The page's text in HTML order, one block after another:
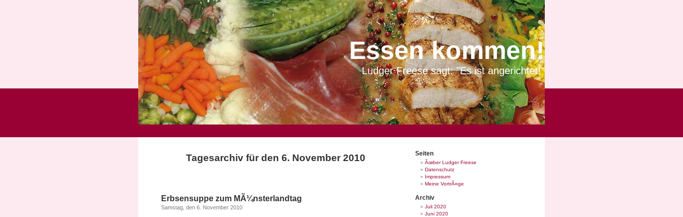
Essen kommen!
Ludger Freese sagt: "Es ist angerichtet!"
Tagesarchiv für den 6. November 2010
Erbsensuppe zum MÃ¼nsterlandtag
Samstag, den 6. November 2010
Seiten
Ãœber Ludger Freese
Datenschutz
Impressum
Meine VortrÃ¤ge
Archiv
Juli 2020
Juni 2020